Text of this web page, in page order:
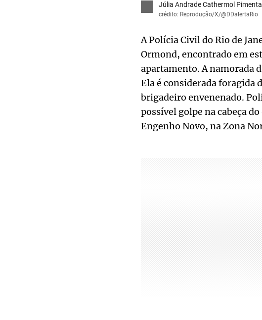
Júlia Andrade Cathermol
crédito: Reprodução/X/@DDalertaRio
A Polícia Civil do Rio de
Ormond, encontrado em
apartamento. A namorada
Ela é considerada foragida
brigadeiro envenenado.
possível golpe na cabeça
Engenho Novo, na Zona